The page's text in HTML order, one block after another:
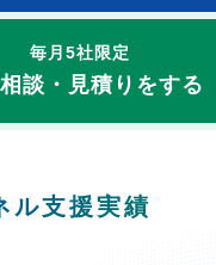
毎月5社限定
談・見積りをする
ル支援実績